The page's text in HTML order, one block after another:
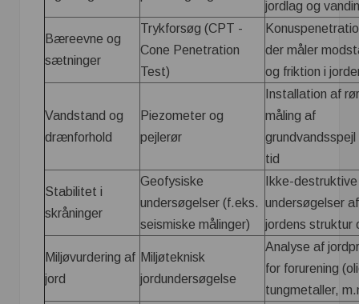
jordlag og
Bæreevne og
sætninger
Trykforsøg (CPT -
Cone Penetration
Test)
der måler
og friktion i
Vandstand og
drænforhold
Piezometer og
pejlerør
Installation af
måling af
grundvandsspejl
tid
Stabilitet i
skråninger
Geofysiske
undersøgelser (f.eks.
seismiske målinger)
Ikke-destruktive
undersøgelser af
jordens struktur
Miljøvurdering af
jord
Miljøteknisk
jordundersøgelse
Analyse af
for forurening
tungmetaller,